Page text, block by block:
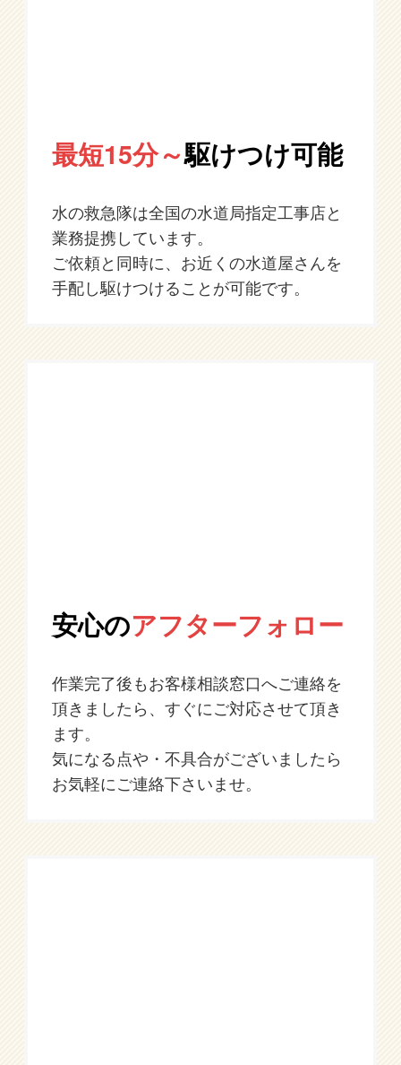
最短15分～駆けつけ可能
水の救急隊は全国の水道局指定工事店と
業務提携しています。
ご依頼と同時に、お近くの水道屋さんを
手配し駆けつけることが可能です。
安心のアフターフォロー
作業完了後もお客様相談窓口へご連絡を
頂きましたら、すぐにご対応させて頂き
ます。
気になる点や・不具合がございましたら
お気軽にご連絡下さいませ。